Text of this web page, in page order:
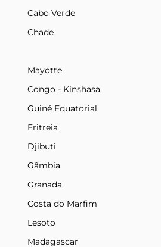
Cabo Verde
Chade
Mayotte
Congo - Kinshasa
Guiné Equatorial
Eritreia
Djibuti
Gâmbia
Granada
Costa do Marfim
Lesoto
Madagascar